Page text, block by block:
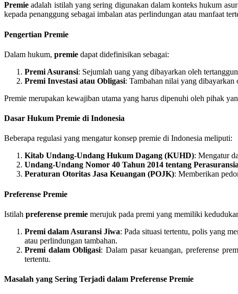
Premie adalah istilah yang sering digunakan dalam konteks hukum
kepada penanggung sebagai imbalan atas perlindungan atau manfaat
Pengertian Premie
Dalam hukum, premie dapat didefinisikan sebagai:
Premi Asuransi: Sejumlah uang yang dibayarkan oleh
Premi Investasi atau Obligasi: Tambahan nilai yang
Premie merupakan kewajiban utama yang harus dipenuhi oleh pihak
Dasar Hukum Premie di Indonesia
Beberapa regulasi yang mengatur konsep premie di Indonesia meliputi:
Kitab Undang-Undang Hukum Dagang (KUHD): Mengatur
Undang-Undang Nomor 40 Tahun 2014 tentang
Peraturan Otoritas Jasa Keuangan (POJK): Memberikan
Preferense Premie
Istilah preferense premie merujuk pada premi yang memiliki
Premi dalam Asuransi Jiwa: Pada situasi tertentu, polis yang
atau perlindungan tambahan.
Premi dalam Obligasi: Dalam pasar keuangan, preferense
tertentu.
Masalah yang Sering Terjadi dalam Preferense Premie